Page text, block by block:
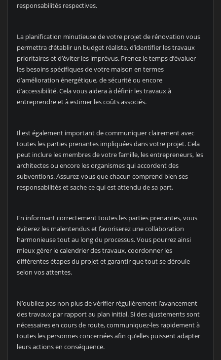
responsabilités respectives.
La planification minutieuse de votre projet de rénovation vous
permettra d’établir un budget réaliste, d’identifier les travaux
prioritaires et d’éviter les imprévus. Prenez le temps d’évaluer
les besoins spécifiques de votre maison en termes
d’amélioration énergétique, de sécurité ou encore
d’accessibilité. Cela vous aidera à définir les travaux à
entreprendre et à estimer les coûts associés.
Il est également important de communiquer clairement avec
toutes les parties prenantes impliquées dans votre projet. Cela
peut inclure les membres de votre famille, les entrepreneurs, les
architectes ou encore les organismes qui accordent des
subventions. Assurez-vous que chacun comprend bien ses
responsabilités et sache ce qui est attendu de sa part.
En informant correctement toutes les parties prenantes, vous
éviterez les malentendus et favoriserez une collaboration
harmonieuse tout au long du processus. Vous pourrez ainsi
mieux gérer le calendrier des travaux, coordonner les
différentes étapes du projet et garantir que tout se déroule
selon vos attentes.
N’oubliez pas non plus de vérifier régulièrement l’avancement
des travaux par rapport au plan initial. Si des ajustements sont
nécessaires en cours de route, communiquez-les rapidement à
toutes les personnes concernées afin qu’elles puissent adapter
leurs actions en conséquence.